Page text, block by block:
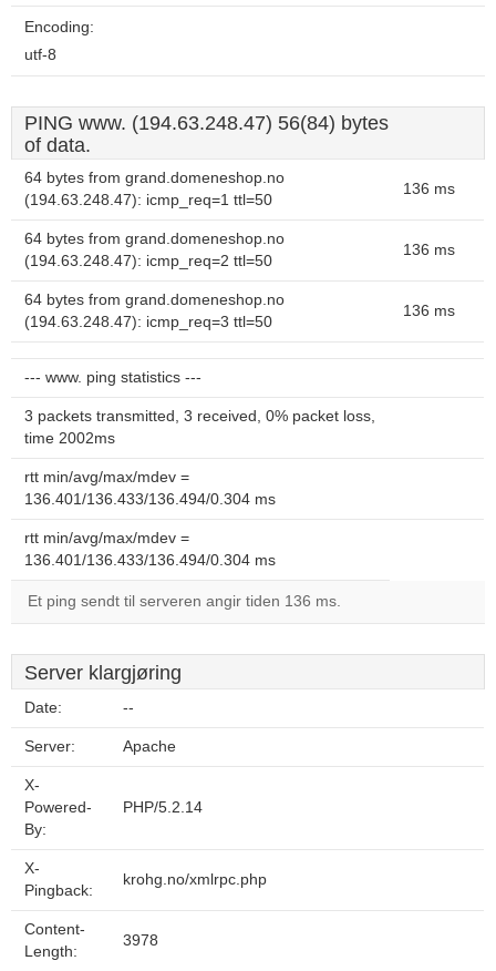
Encoding:
utf-8
PING www. (194.63.248.47) 56(84) bytes
of data.
64 bytes from grand.domeneshop.no
(194.63.248.47): icmp_req=1 ttl=50
136 ms
64 bytes from grand.domeneshop.no
(194.63.248.47): icmp_req=2 ttl=50
136 ms
64 bytes from grand.domeneshop.no
(194.63.248.47): icmp_req=3 ttl=50
136 ms
--- www. ping statistics ---
3 packets transmitted, 3 received, 0% packet loss,
time 2002ms
rtt min/avg/max/mdev =
136.401/136.433/136.494/0.304 ms
rtt min/avg/max/mdev =
136.401/136.433/136.494/0.304 ms
Et ping sendt til serveren angir tiden 136 ms.
Server klargjøring
Date: --
Server: Apache
X-
Powered-
By:
PHP/5.2.14
X-
Pingback:
krohg.no/xmlrpc.php
Content-
Length:
3978